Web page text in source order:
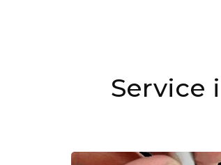
Service